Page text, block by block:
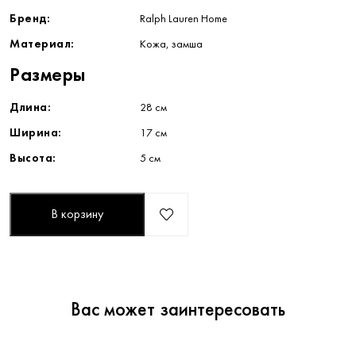
Бренд: Ralph Lauren Home
Материал: Кожа, замша
Размеры
Длина: 28 см
Ширина: 17 см
Высота: 5 см
В корзину
Вас может заинтересовать